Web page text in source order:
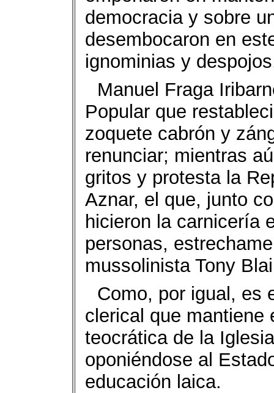
democracia y sobre
desembocaron en
ignominias y
Manuel Fraga
Popular que
zoquete cabrón y
renunciar; mientras
gritos y protesta la
Aznar, el que, junto
hicieron la carnicería
personas,
mussolinista Tony
Como, por igual, es
clerical que mantiene
teocrática de la
oponiéndose al
educación laica.